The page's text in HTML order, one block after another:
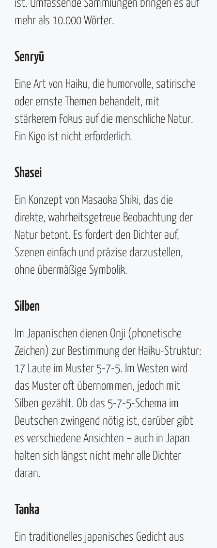
ist. Umfassende Sammlungen bringen es auf
mehr als 10.000 Wörter.
Senryū
Eine Art von Haiku, die humorvolle, satirische
oder ernste Themen behandelt, mit
stärkerem Fokus auf die menschliche Natur.
Ein Kigo ist nicht erforderlich.
Shasei
Ein Konzept von Masaoka Shiki, das die
direkte, wahrheitsgetreue Beobachtung der
Natur betont. Es fordert den Dichter auf,
Szenen einfach und präzise darzustellen,
ohne übermäßige Symbolik.
Silben
Im Japanischen dienen Onji (phonetische
Zeichen) zur Bestimmung der Haiku-Struktur:
17 Laute im Muster 5-7-5. Im Westen wird
das Muster oft übernommen, jedoch mit
Silben gezählt. Ob das 5-7-5-Schema im
Deutschen zwingend nötig ist, darüber gibt
es verschiedene Ansichten – auch in Japan
halten sich längst nicht mehr alle Dichter
daran.
Tanka
Ein traditionelles japanisches Gedicht aus